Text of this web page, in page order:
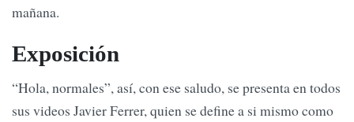
mañana.
Exposición
“Hola, normales”, así, con ese saludo, se presenta en todos
sus videos Javier Ferrer, quien se define a si mismo como